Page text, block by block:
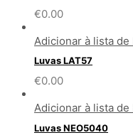
€0.00
Adicionar à lista de
Luvas LAT57
€0.00
Adicionar à lista de
Luvas NEO5040